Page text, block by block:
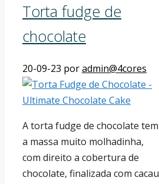
Torta fudge de
chocolate
20-09-23 poradmin@4cores
A torta fudge de chocolate tem
a massa muito molhadinha,
com direito a cobertura de
chocolate, finalizada com cacau